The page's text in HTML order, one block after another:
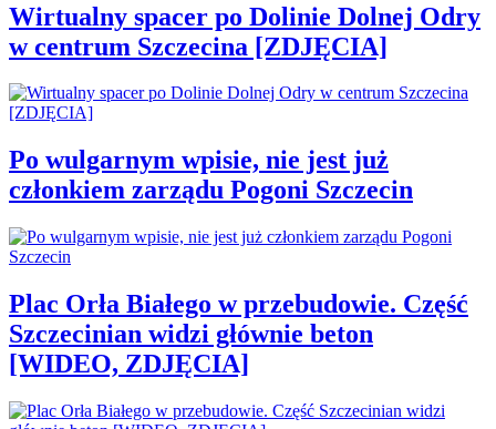
Wirtualny spacer po Dolinie Dolnej Odry
w centrum Szczecina [ZDJĘCIA]
Po wulgarnym wpisie, nie jest już
członkiem zarządu Pogoni Szczecin
Plac Orła Białego w przebudowie. Część
Szczecinian widzi głównie beton
[WIDEO, ZDJĘCIA]